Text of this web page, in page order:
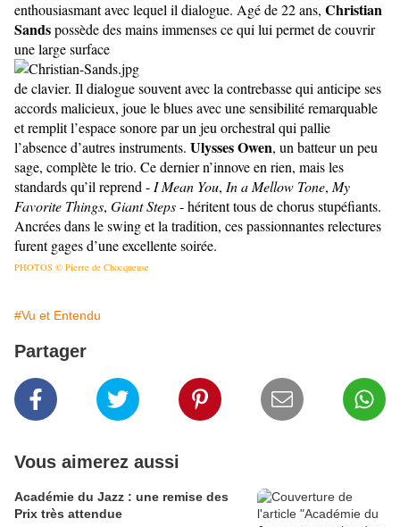
enthousiasmant avec lequel il dialogue. Agé de 22 ans, Christian
Sandspossède des mains immenses ce qui lui permet de couvrir
une large surface
de clavier. Il dialogue souvent avec la contrebasse qui anticipe ses
accords malicieux, joue le blues avec une sensibilité remarquable
et remplit l’espace sonore par un jeu orchestral qui pallie
l’absence d’autres instruments. Ulysses Owen, un batteur un peu
sage, complète le trio. Ce dernier n’innove en rien, mais les
standards qu’il reprend - I Mean You, In a Mellow Tone, My
Favorite Things, Giant Steps- héritent tous de chorus stupéfiants.
Ancrées dans le swing et la tradition, ces passionnantes relectures
furent gages d’une excellente soirée.
PHOTOS © Pierre de Chocqueuse
#Vu et Entendu
Partager
Vous aimerez aussi
Académie du Jazz : une remise des
Prix très attendue